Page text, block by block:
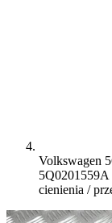
Volkswagen
cienienia /